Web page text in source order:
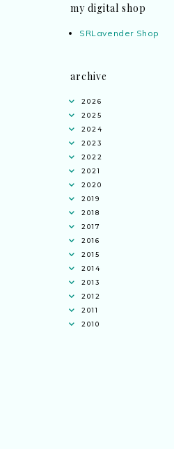
my digital shop
SRLavender Shop
archive
2026
2025
2024
2023
2022
2021
2020
2019
2018
2017
2016
2015
2014
2013
2012
2011
2010